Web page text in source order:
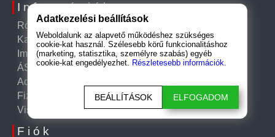
Információk
Rólunk
Kapcsolat
Impresszum
ÁSZF
Adatkezelési tájékoztató
Fizetési és szállítási információk
Visszatérítési szabályzat
Fiók
Adatkezelési beállítások
Weboldalunk az alapvető működéshez szükséges
cookie-kat használ. Szélesebb körű funkcionalitáshoz
(marketing, statisztika, személyre szabás) egyéb
cookie-kat engedélyezhet. Részletesebb információk.
BEÁLLÍTÁSOK ELFOGADOM